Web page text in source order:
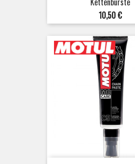
Preis
10,50 €